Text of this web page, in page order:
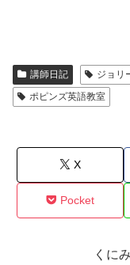
)
講師日記 ジョリ
ポピンズ英語教室
X
Pocket
くに